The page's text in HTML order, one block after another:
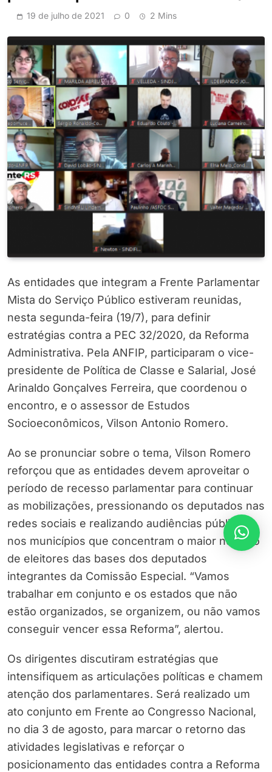
19 de julho de 2021 0 2 Mins
As entidades que integram a Frente Parlamentar
Mista do Serviço Público estiveram reunidas,
nesta segunda-feira (19/7), para definir
estratégias contra a PEC 32/2020, da Reforma
Administrativa. Pela ANFIP, participaram o vice-
presidente de Política de Classe e Salarial, José
Arinaldo Gonçalves Ferreira, que coordenou o
encontro, e o assessor de Estudos
Socioeconômicos, Vilson Antonio Romero.
Ao se pronunciar sobre o tema, Vilson Romero
reforçou que as entidades devem aproveitar o
período de recesso parlamentar para continuar
as mobilizações, pressionando os deputados nas
redes sociais e realizando audiências públicas
nos municípios que concentram o maior número
de eleitores das bases dos deputados
integrantes da Comissão Especial. “Vamos
trabalhar em conjunto e os estados que não
estão organizados, se organizem, ou não vamos
conseguir vencer essa Reforma”, alertou.
Os dirigentes discutiram estratégias que
intensifiquem as articulações políticas e chamem
atenção dos parlamentares. Será realizado um
ato conjunto em Frente ao Congresso Nacional,
no dia 3 de agosto, para marcar o retorno das
atividades legislativas e reforçar o
posicionamento das entidades contra a Reforma